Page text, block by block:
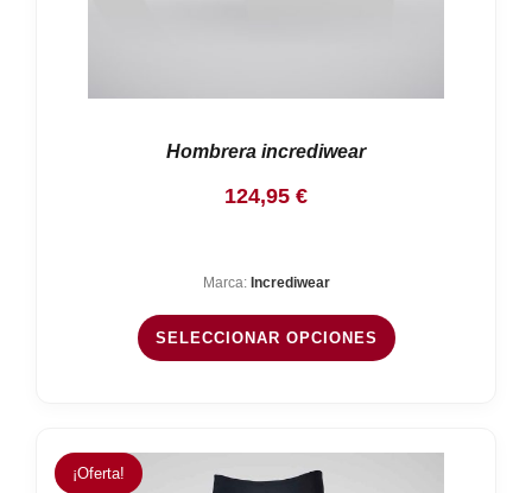
Hombrera incrediwear
124,95 €
Marca: Incrediwear
SELECCIONAR OPCIONES
¡Oferta!